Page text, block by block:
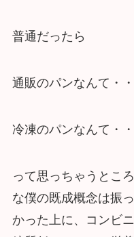
普通だったら
通販のパンなんて・・
冷凍のパンなんて・・
って思っちゃうとこ
な僕の既成概念は振
かった上に、コンビ